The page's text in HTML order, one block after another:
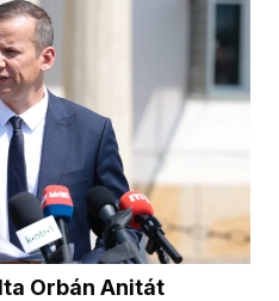
Orbán Anitát